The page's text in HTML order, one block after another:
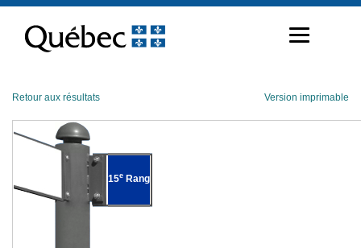
contenu
Retour aux résultats Version imprimable
15e Rang